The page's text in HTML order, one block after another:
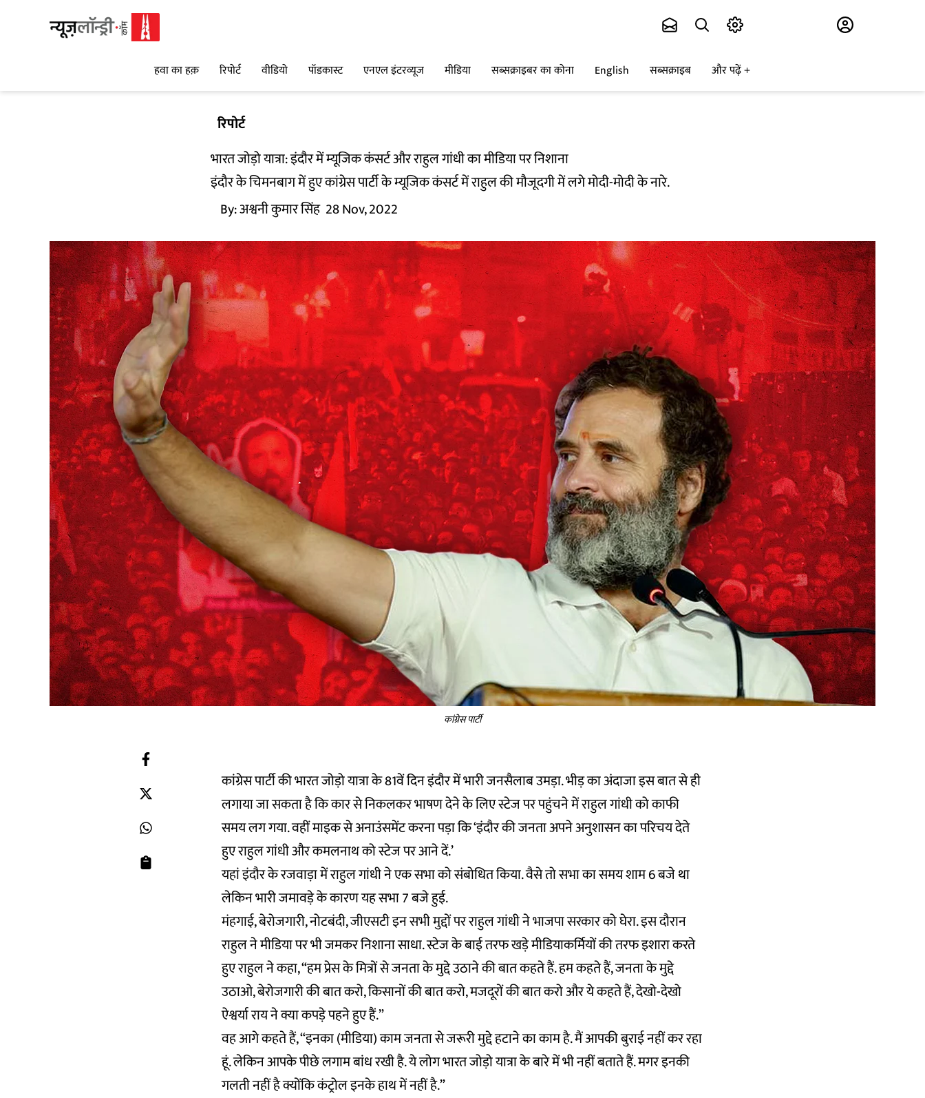
हवा का हक़ रिपोर्ट वीडियो पॉडकास्ट एनएल इंटरव्यूज मीडिया सब्सक्राइबर का कोना English सब्सक्राइब और पढ़ें
रिपोर्ट
भारत जोड़ो यात्रा: इंदौर में म्यूजिक कंसर्ट और राहुल गांधी का मीडिया पर निशाना
इंदौर के चिमनबाग में हुए कांग्रेस पार्टी के म्यूजिक कंसर्ट में राहुल की मौजूदगी में लगे मोदी-मोदी के नारे.
By:अश्वनी कुमार सिंह 28 Nov, 2022
कांग्रेस पार्टी
कांग्रेस पार्टी की भारत जोड़ो यात्रा के 81वें दिन इंदौर में भारी जनसैलाब उमड़ा. भीड़ का अंदाजा इस बात से ही
लगाया जा सकता है कि कार से निकलकर भाषण देने के लिए स्टेज पर पहुंचने में राहुल गांधी को काफी
समय लग गया. वहीं माइक से अनाउंसमेंट करना पड़ा कि ‘इंदौर की जनता अपने अनुशासन का परिचय देते
हुए राहुल गांधी और कमलनाथ को स्टेज पर आने दें.’
यहां इंदौर के रजवाड़ा में राहुल गांधी ने एक सभा को संबोधित किया. वैसे तो सभा का समय शाम 6 बजे था
लेकिन भारी जमावड़े के कारण यह सभा 7 बजे हुई.
मंहगाई, बेरोजगारी, नोटबंदी, जीएसटी इन सभी मुद्दों पर राहुल गांधी ने भाजपा सरकार को घेरा. इस दौरान
राहुल ने मीडिया पर भी जमकर निशाना साधा. स्टेज के बाई तरफ खड़े मीडियाकर्मियों की तरफ इशारा करते
हुए राहुल ने कहा, “हम प्रेस के मित्रों से जनता के मुद्दे उठाने की बात कहते हैं. हम कहते हैं, जनता के मुद्दे
उठाओ, बेरोजगारी की बात करो, किसानों की बात करो, मजदूरों की बात करो और ये कहते हैं, देखो-देखो
ऐश्वर्या राय ने क्या कपड़े पहने हुए हैं.”
वह आगे कहते हैं, “इनका (मीडिया) काम जनता से जरूरी मुद्दे हटाने का काम है. मैं आपकी बुराई नहीं कर रहा
हूं. लेकिन आपके पीछे लगाम बांध रखी है. ये लोग भारत जोड़ो यात्रा के बारे में भी नहीं बताते हैं. मगर इनकी
गलती नहीं है क्योंकि कंट्रोल इनके हाथ में नहीं है.”